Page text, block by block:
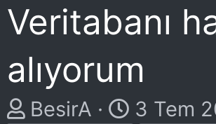
Veritabanı
alıyorum
K
BesirA
B
3 Tem